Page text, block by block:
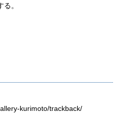
。
kurimoto/trackback/